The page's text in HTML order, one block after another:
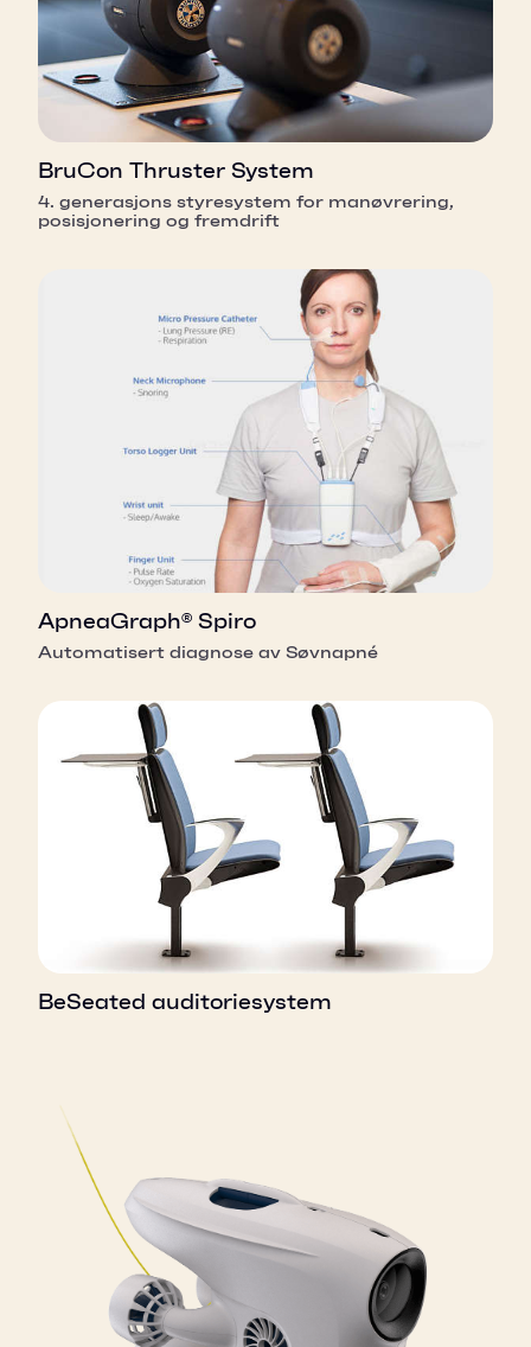
BruCon Thruster System
4. generasjons styresystem for manøvrering,
posisjonering og fremdrift
ApneaGraph® Spiro
Automatisert diagnose av Søvnapné
BeSeated auditoriesystem